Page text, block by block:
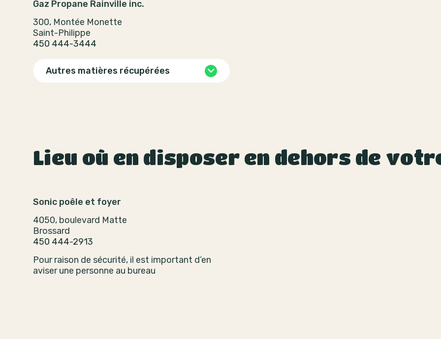
Gaz Propane Rainville inc.
300, Montée Monette
Saint-Philippe
450 444-3444
Autres matières récupérées
Lieu où en disposer en dehors de
Sonic poêle et foyer
4050, boulevard Matte
Brossard
450 444-2913
Pour raison de sécurité, il est important d’en
aviser une personne au bureau